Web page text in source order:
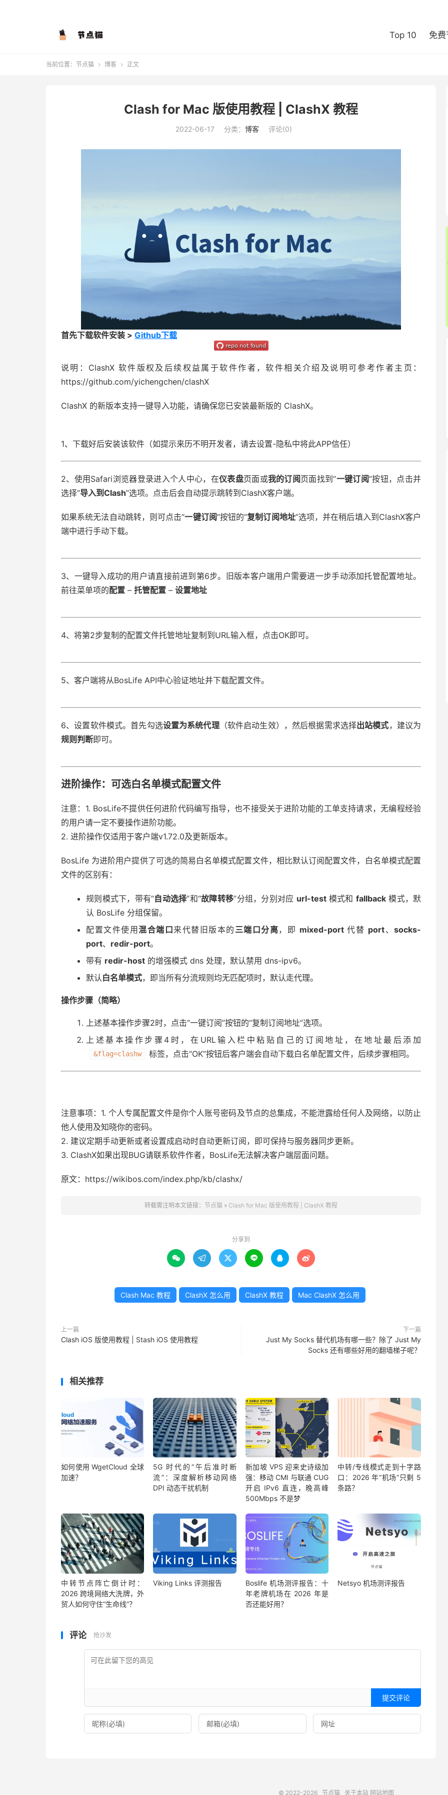
Top 10 免
当前位置： 节点猫  博客  正文
Clash for Mac 版使用教程 | ClashX 教程
2022-06-17 分类： 博客 评论(0)
首先下载软件安装 > Github下载
说明： ClashX 软件版权及后续权益属于软件作者，软件相关介绍及说明可参考作者主页：
https://github.com/yichengchen/clashX
ClashX 的新版本支持一键导入功能，请确保您已安装最新版的 ClashX。
1、下载好后安装该软件（如提示来历不明开发者，请去设置-隐私中将此APP信任）
2、使用Safari浏览器登录进入个人中心，在仪表盘页面或我的订阅页面找到“一键订阅”按钮，点击并
选择“导入到Clash”选项。点击后会自动提示跳转到ClashX客户端。
如果系统无法自动跳转，则可点击“一键订阅”按钮的“复制订阅地址”选项，并在稍后填入到ClashX客户
端中进行手动下载。
3、一键导入成功的用户请直接前进到第6步。旧版本客户端用户需要进一步手动添加托管配置地址。
前往菜单项的配置 – 托管配置 – 设置地址
4、将第2步复制的配置文件托管地址复制到URL输入框，点击OK即可。
5、客户端将从BosLife API中心验证地址并下载配置文件。
6、设置软件模式。首先勾选设置为系统代理（软件启动生效），然后根据需求选择出站模式，建议为
规则判断即可。
进阶操作：可选白名单模式配置文件
注意： 1. BosLife不提供任何进阶代码编写指导，也不接受关于进阶功能的工单支持请求，无编程经验
的用户请一定不要操作进阶功能。
2. 进阶操作仅适用于客户端v1.72.0及更新版本。
BosLife 为进阶用户提供了可选的简易白名单模式配置文件，相比默认订阅配置文件，白名单模式配置
文件的区别有：
规则模式下，带有“自动选择”和“故障转移”分组，分别对应 url-test模式和 fallback 模式，默
认 BosLife 分组保留。
配置文件使用混合端口来代替旧版本的 三端口分离，即 mixed-port代替 port、socks-
port、 redir-port。
带有 redir-host 的增强模式 dns 处理，默认禁用 dns-ipv6。
默认白名单模式，即当所有分流规则均无匹配项时，默认走代理。
操作步骤（简略）
上述基本操作步骤2时，点击“一键订阅”按钮的“复制订阅地址”选项。
上述基本操作步骤4时，在URL输入栏中粘贴自己的订阅地址，在地址最后添加
&flag=clashw 标签，点击“OK”按钮后客户端会自动下载白名单配置文件，后续步骤相同。
注意事项： 1. 个人专属配置文件是你个人账号密码及节点的总集成，不能泄露给任何人及网络，以防止
他人使用及知晓你的密码。
2. 建议定期手动更新或者设置成启动时自动更新订阅，即可保持与服务器同步更新。
3. ClashX如果出现BUG请联系软件作者，BosLife无法解决客户端层面问题。
原文：https://wikibos.com/index.php/kb/clashx/
转载需注明本文链接： 节点猫 » Clash for Mac 版使用教程 | ClashX 教程
分享到
     
Clash Mac 教程 ClashX 怎么用 ClashX 教程 Mac ClashX 怎么用
上一篇
Clash iOS 版使用教程 | Stash iOS 使用教程
下一篇
Just My Socks 替代机场有哪一些？除了 Just My
Socks 还有哪些好用的翻墙梯子呢？
相关推荐
如何使用 WgetCloud 全球
加速？
5G 时代的“午后准时断
流”：深度解析移动网络
DPI 动态干扰机制
新加坡 VPS 迎来史诗级加
强：移动 CMI 与联通 CUG
开启 IPv6 直连，晚高峰
500Mbps 不是梦
中转/专线模式走到十字路
口：2026 年“机场”只剩 5
条路？
中转节点阵亡倒计时：
2026 跨境网络大洗牌，外
贸人如何守住“生命线”？
Viking Links 评测报告
Boslife 机场测评报告：十
年老牌机场在 2026 年是
否还能好用？
Netsyo 机场测评报告
评论 抢沙发
提交评论
© 2022-2026 节点猫 关于本站 网站地图